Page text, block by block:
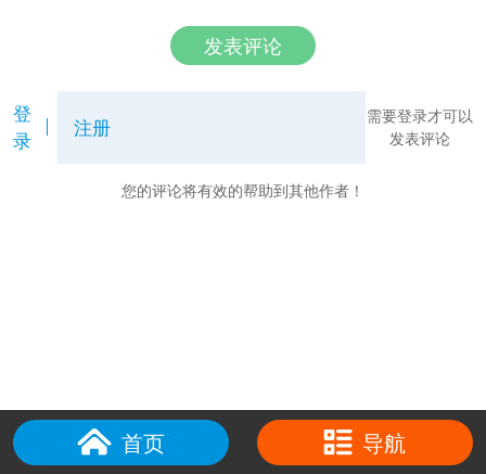
发表评论
登
录
注册
需要登录才可以
发表评论
您的评论将有效的帮助到其他作者！
首页 导航